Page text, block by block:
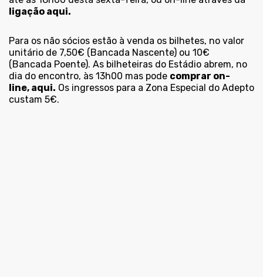
ligação aqui.
Para os não sócios estão à venda os bilhetes, no valor
unitário de 7,50€ (Bancada Nascente) ou 10€
(Bancada Poente). As bilheteiras do Estádio abrem, no
dia do encontro, às 13h00 mas pode comprar on-
line, aqui. Os ingressos para a Zona Especial do Adepto
custam 5€.